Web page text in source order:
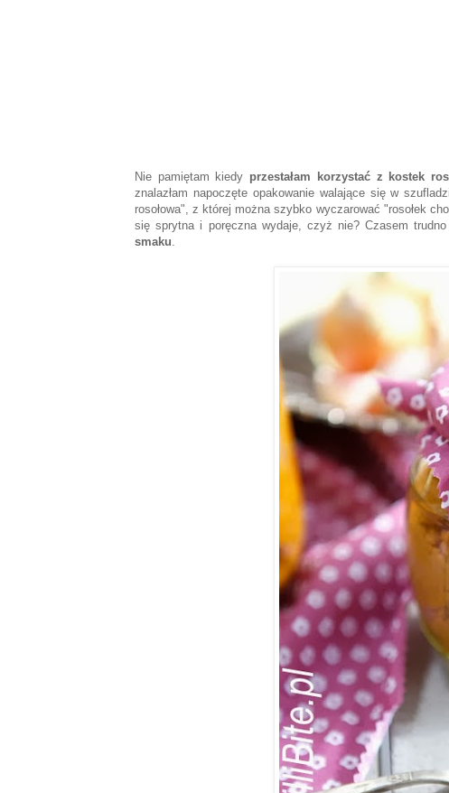
Nie pamiętam kiedy przestałam korzystać z kostek
znalazłam napoczęte opakowanie walające się w
rosołowa", z której można szybko wyczarować "rosołek
się sprytna i poręczna wydaje, czyż nie? Czasem
smaku.